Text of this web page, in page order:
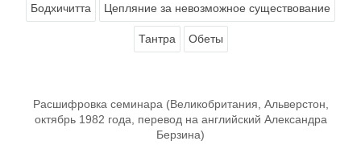
Бодхичитта Цепляние за невозможное существование
Тантра Обеты
Расшифровка семинара (Великобритания, Альверстон,
октябрь 1982 года, перевод на английский Александра
Берзина)